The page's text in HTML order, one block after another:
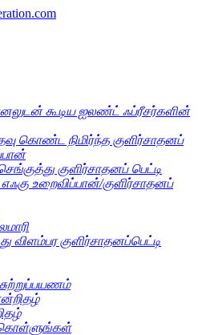
கூடிய ஐலண்ட் ஃப்ரீசர்களின்
கொண்ட நிமிர்ந்த குளிர்சாதனப்
குளிர்சாதனப் பெட்டி
எஃகு உறைவிப்பான்/குளிர்சாதனப்
விளம்பர குளிர்சாதனப்பெட்டி